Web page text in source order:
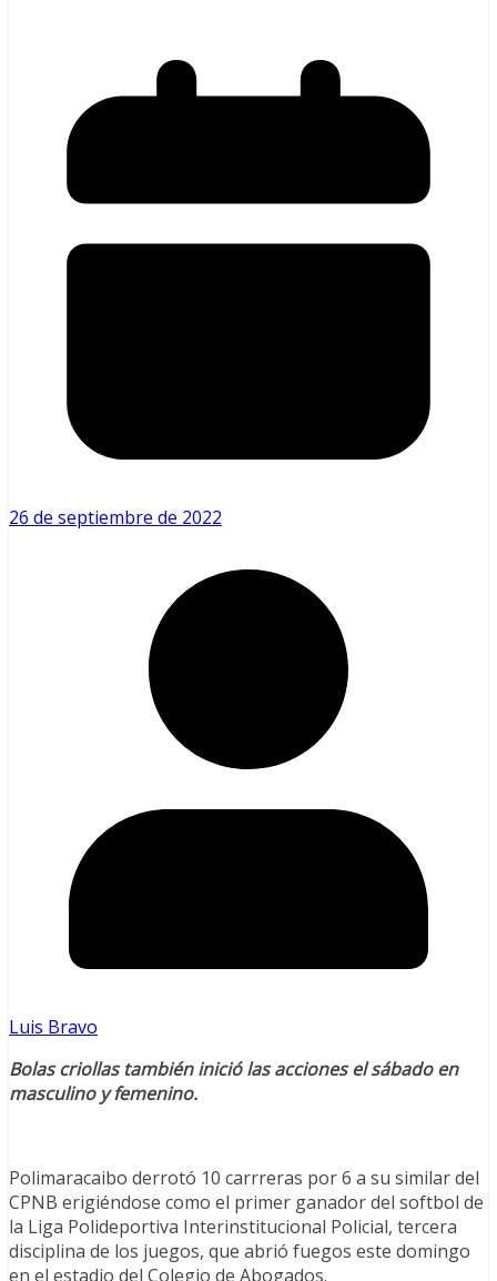
26 de septiembre de 2022
Luis Bravo
Bolas criollas también inició las acciones el sábado en
masculino y femenino.
Polimaracaibo derrotó 10 carrreras por 6 a su similar del
CPNB erigiéndose como el primer ganador del softbol de
la Liga Polideportiva Interinstitucional Policial, tercera
disciplina de los juegos, que abrió fuegos este domingo
en el estadio del Colegio de Abogados.